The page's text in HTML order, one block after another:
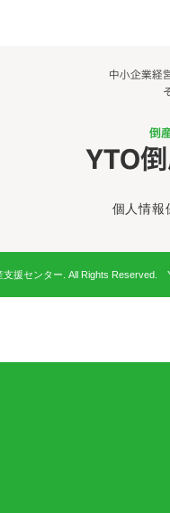
個人情報
援センター. All Rights Reserved.